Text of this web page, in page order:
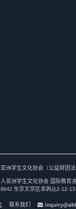
洲学生文化协会（公益财团
亚洲学生文化协会 国际教育
东京文京区本驹込2-12-13
联系我们